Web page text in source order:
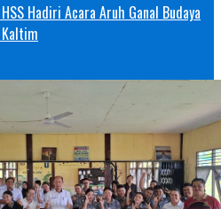
Hadiri Acara Aruh Ganal Budaya